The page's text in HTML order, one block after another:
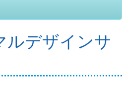
ルデザインサ